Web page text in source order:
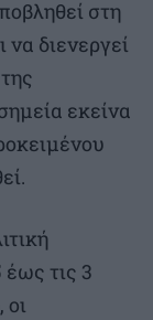
στη
να διενεργεί
εκείνα
έως τις 3